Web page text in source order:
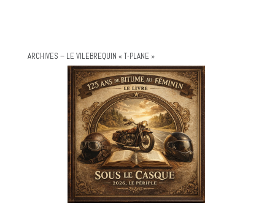
ARCHIVES – LE VILEBREQUIN « T-PLANE »